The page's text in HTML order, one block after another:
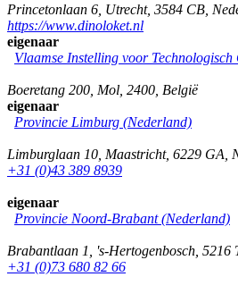
Princetonlaan 6 Utrecht, 3584 CB
https://www.dinoloket.nl
eigenaar
Vlaamse Instelling voor
Boeretang 200 Mol 2400 België
eigenaar
Provincie Limburg (Nederland)
Limburglaan 10 Maastricht, 6229 GA
+31 (0)43 389 8939
eigenaar
Provincie Noord-Brabant (Nederland)
Brabantlaan 1 's-Hertogenbosch 5216
+31 (0)73 680 82 66